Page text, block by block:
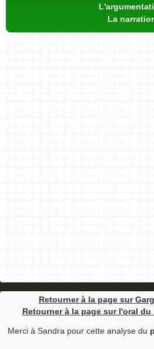
La
Retourner à la page sur
Retourner à la page sur l'oral
Merci à Sandra pour cette analyse du